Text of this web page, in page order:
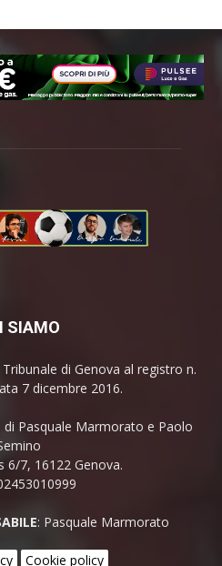
SIAMO
di Genova al registro n.
7 dicembre 2016.
di Pasquale Marmorato e Paolo
6/7, 16122 Genova.
: Pasquale Marmorato
Cookie policy